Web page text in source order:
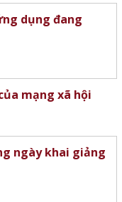
dụng đang
mạng xã hội
ngày khai giảng